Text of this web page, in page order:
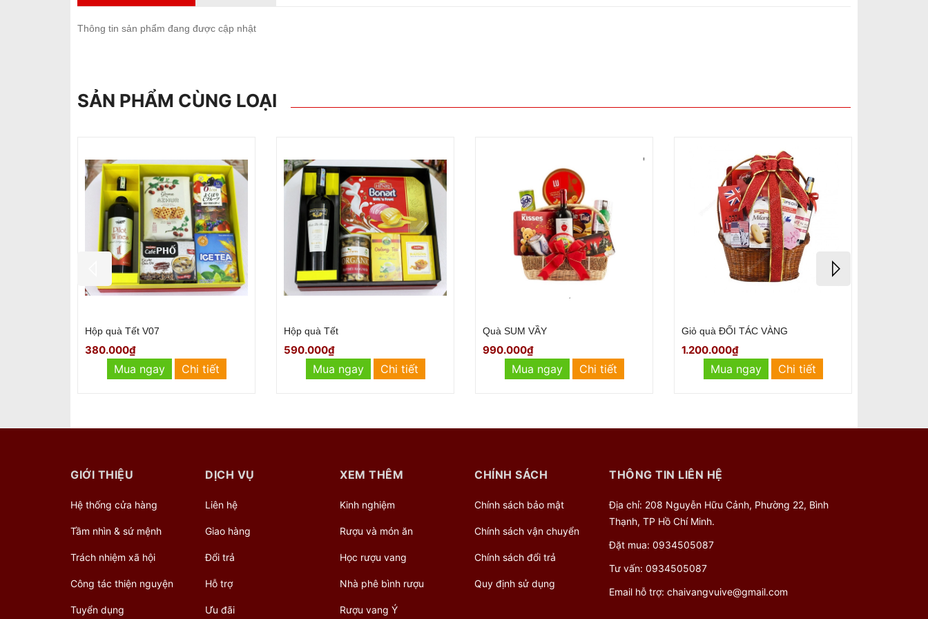
Thông tin sản phẩm đang được cập nhật
SẢN PHẨM CÙNG LOẠI
Hộp quà Tết
590.000₫
Mua ngay Chi tiết
Quà SUM VẦY
990.000₫
Mua ngay Chi tiết
Giỏ quà ĐỐI TÁC VÀNG
1.200.000₫
Mua ngay Chi tiết
Giỏ quà Phú Quý
1.560.000₫
Mua ngay Chi tiết
GIỚI THIỆU
Hệ thống cửa hàng
Tầm nhìn & sứ mệnh
Trách nhiệm xã hội
Công tác thiện nguyện
Tuyển dụng
DỊCH VỤ
Liên hệ
Giao hàng
Đổi trả
Hỗ trợ
Ưu đãi
XEM THÊM
Kinh nghiệm
Rượu và món ăn
Học rượu vang
Nhà phê bình rượu
Rượu vang Ý
CHÍNH SÁCH
Chính sách bảo mật
Chính sách vận chuyển
Chính sách đổi trả
Quy định sử dụng
THÔNG TIN LIÊN HỆ
Địa chỉ: 208 Nguyễn Hữu Cảnh, Phường 22, Bình
Thạnh, TP Hồ Chí Minh.
Đặt mua: 0934505087
Tư vấn: 0934505087
Email hỗ trợ: chaivangvuive@gmail.com